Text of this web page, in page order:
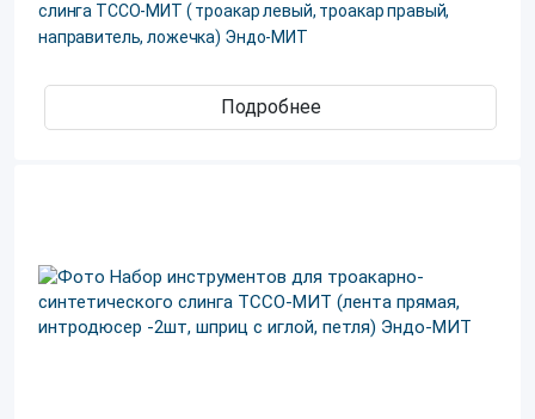
слинга ТССО-МИТ ( троакар левый, троакар правый,
направитель, ложечка) Эндо-МИТ
Подробнее